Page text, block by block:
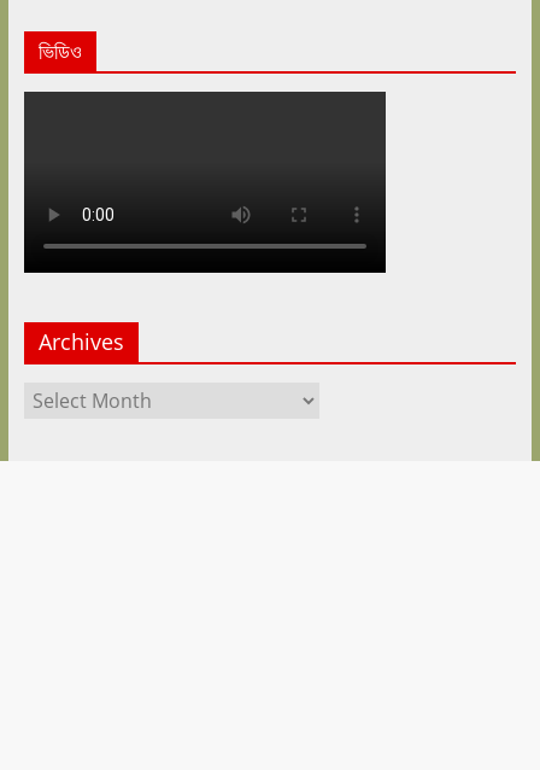
ভিডিও
Archives
Archives